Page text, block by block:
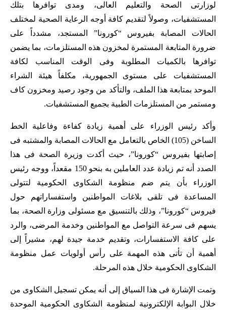
لوزارتى الصحة والتعليم العالى، ومدى توافرها بتلك
المستشفيات، وصولاً لتقديم كافة أوجه الرعاية الصحية لمختلف
الحالات المصابة بفيروس “كورونا” المستجد، مشدداً على
ضرورة المتابعة المستمرة لمخزون هذه المستلزمات، بما يضمن
توافرها بالكميات المطلوبة وفى الوقت المناسب لكافة
المستشفيات على مستوى الجمهورية، مكلفاً هيئة الشراء
الموحد بمتابعة هذا الملف، والتأكد من وجود رصيد ومخزون كاف
ومستمر من المستلزمات الطبية بجميع المستشفيات.
وأكد رئيس الوزراء على أهمية زيادة كفاءة وفاعلية الخط
الساخن (105) الخاص بالتعامل مع الحالات المصابة والمشتبه فى
إصابتها بفيروس “كورونا”، حيث أكدت وزيرة الصحة فى هذا
الصدد أنه تم زيادة عدد العاملين به بنحو 150 مقعداً، ووجه رئيس
الوزراء بأن يتم ضم منظومة الشكاوى الحكومية لتتولى
المساعدة فى تلقى بلاغات المواطنين واستفساراتهم حول
فيروس “كورونا”، وذلك بالتنسيق مع مسئولى وزارة الصحة، بما
يسهم فى سرعة التواصل مع المواطنين وخدمة المرضى، والرد
على كافة الاستفسارات، وتقديم خدمة جيدة لهم، مشيراً إلى
أهمية أن تأتى هذه المهمة على رأس أولويات عمل منظومة
الشكاوى الحكومية خلال هذه المرحلة.
وتمت الإشارة فى هذا السياق إلى أنه يمكن تسجيل الشكاوى من
خلال البوابة الإلكترونية لمنظومة الشكاوى الحكومية الموحدة